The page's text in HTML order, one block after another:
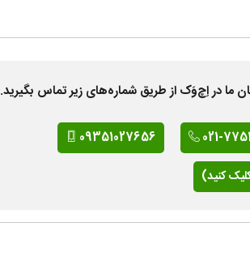
ما در اِچ‌وَک از طریق شماره‌های زیر تماس بگیرید.
021-
09351027656
کنید)